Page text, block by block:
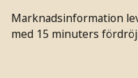
Marknadsinformation
med 15 minuters